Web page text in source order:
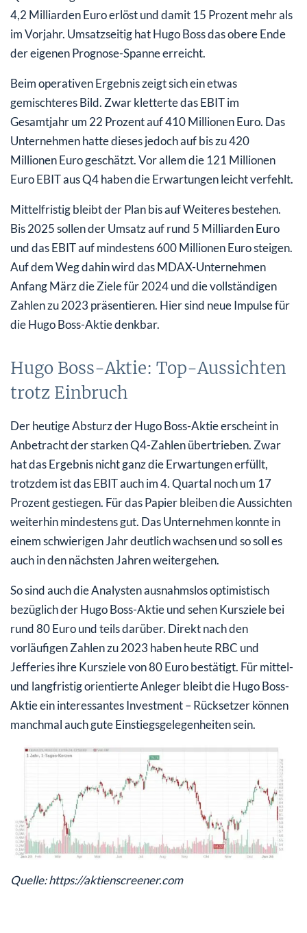
4,2 Milliarden Euro erlöst und damit 15 Prozent mehr als
im Vorjahr. Umsatzseitig hat Hugo Boss das obere Ende
der eigenen Prognose-Spanne erreicht.
Beim operativen Ergebnis zeigt sich ein etwas
gemischteres Bild. Zwar kletterte das EBIT im
Gesamtjahr um 22 Prozent auf 410 Millionen Euro. Das
Unternehmen hatte dieses jedoch auf bis zu 420
Millionen Euro geschätzt. Vor allem die 121 Millionen
Euro EBIT aus Q4 haben die Erwartungen leicht verfehlt.
Mittelfristig bleibt der Plan bis auf Weiteres bestehen.
Bis 2025 sollen der Umsatz auf rund 5 Milliarden Euro
und das EBIT auf mindestens 600 Millionen Euro steigen.
Auf dem Weg dahin wird das MDAX-Unternehmen
Anfang März die Ziele für 2024 und die vollständigen
Zahlen zu 2023 präsentieren. Hier sind neue Impulse für
die Hugo Boss-Aktie denkbar.
Hugo Boss-Aktie: Top-Aussichten
trotz Einbruch
Der heutige Absturz der Hugo Boss-Aktie erscheint in
Anbetracht der starken Q4-Zahlen übertrieben. Zwar
hat das Ergebnis nicht ganz die Erwartungen erfüllt,
trotzdem ist das EBIT auch im 4. Quartal noch um 17
Prozent gestiegen. Für das Papier bleiben die Aussichten
weiterhin mindestens gut. Das Unternehmen konnte in
einem schwierigen Jahr deutlich wachsen und so soll es
auch in den nächsten Jahren weitergehen.
So sind auch die Analysten ausnahmslos optimistisch
bezüglich der Hugo Boss-Aktie und sehen Kursziele bei
rund 80 Euro und teils darüber. Direkt nach den
vorläufigen Zahlen zu 2023 haben heute RBC und
Jefferies ihre Kursziele von 80 Euro bestätigt. Für mittel-
und langfristig orientierte Anleger bleibt die Hugo Boss-
Aktie ein interessantes Investment – Rücksetzer können
manchmal auch gute Einstiegsgelegenheiten sein.
Quelle: https://aktienscreener.com